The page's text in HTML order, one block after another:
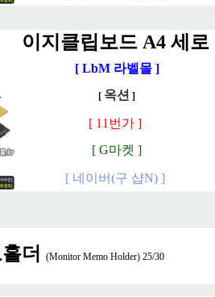
이지클립보드 A4 세로
[ LbM 라벨몰 ]
[ 옥션 ]
[ 11번가 ]
[ G마켓 ]
[ 네이버(구 샵N) ]
더 (Monitor Memo Holder) 25/30